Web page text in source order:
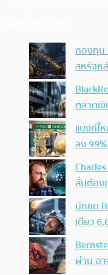
กองทุน
สหรัฐห
ตลาดเ
แบงก์ใ
ลง
ลั่นต้อง
นักขุด
เดียว
ผ่าน อ